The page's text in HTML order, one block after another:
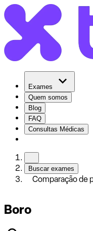
Exames
Quem somos
Blog
FAQ
Consultas Médicas
Buscar exames
Comparação de
Boro